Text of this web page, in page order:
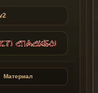
Материал